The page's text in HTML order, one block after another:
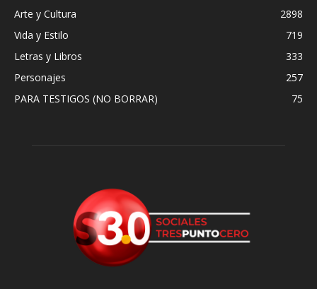
Arte y Cultura
2898
Vida y Estilo
719
Letras y Libros
333
Personajes
257
PARA TESTIGOS (NO BORRAR)
75